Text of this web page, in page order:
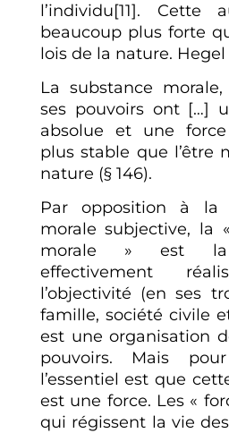
l’individu[11]. Cette
beaucoup plus forte
lois de la nature. Hegel
La substance
ses pouvoirs ont […]
absolue et une
plus stable que l’être
nature (§ 146).
Par opposition à la
morale subjective, la
morale » est la
effectivement
l’objectivité (en ses
famille, société civile
est une organisation
pouvoirs. Mais pour
l’essentiel est que
est une force. Les «
qui régissent la vie